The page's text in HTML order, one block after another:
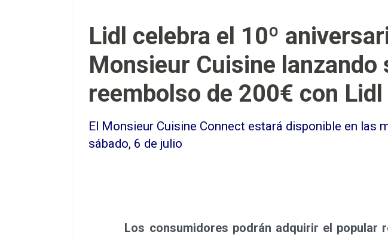
Lidl celebra el 10º
Monsieur Cuisine
reembolso de 200€ con
El Monsieur Cuisine Connect estará disponible en las
sábado, 6 de julio
Los consumidores podrán adquirir el popular